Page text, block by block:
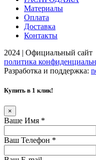
Материалы
Оплата
Доставка
Контакты
2024 | Официальный сайт
политика
Разработка и поддержка:
Купить в 1 клик!
×
Ваше Имя *
Ваш Телефон *